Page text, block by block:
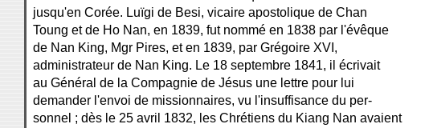
jusqu'en Corée. Luïgi de Besi, vicaire apostolique de Chan
Toung et de Ho Nan, en 1839, fut nommé en 1838 par l'évêque
de Nan King, Mgr Pires, et en 1839, par Grégoire XVI,
administrateur de Nan King. Le 18 septembre 1841, il écrivait
au Général de la Compagnie de Jésus une lettre pour lui
demander l'envoi de missionnaires, vu l'insuffisance du per-
sonnel ; dès le 25 avril 1832, les Chrétiens du Kiang Nan avaient